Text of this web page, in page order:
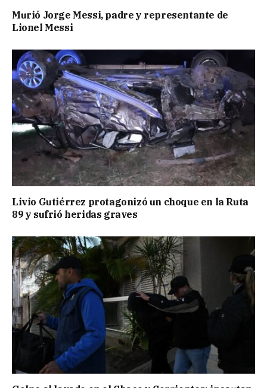
Murió Jorge Messi, padre y representante de
Lionel Messi
Livio Gutiérrez protagonizó un choque en la Ruta
89 y sufrió heridas graves